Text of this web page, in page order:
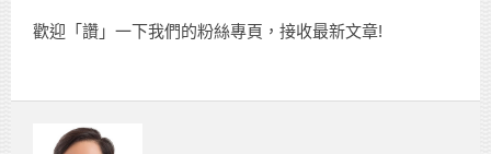
歡迎「讚」一下我們的粉絲專頁，接收最新文章!